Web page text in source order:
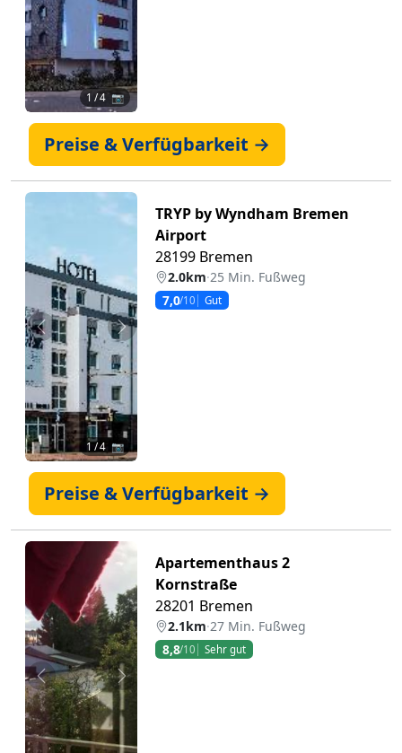
1 / 4 📷
Preise & Verfügbarkeit →
Zurück Weiter
1/ 4 📷
TRYP by Wyndham Bremen
Airport
28199 Bremen
2.0km·25 Min. Fußweg
7,0/10 Gut
Preise & Verfügbarkeit →
Zurück Weiter
Apartementhaus 2
Kornstraße
28201 Bremen
2.1km·27 Min. Fußweg
8,8/10 Sehr gut